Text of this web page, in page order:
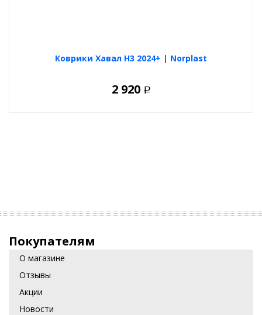
Коврики Хавал Н3 2024+ | Norplast
2 920 Р
Покупателям
О магазине
Отзывы
Акции
Новости